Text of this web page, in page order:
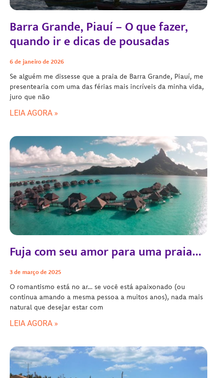
Barra Grande, Piauí – O que fazer,
quando ir e dicas de pousadas
6 de janeiro de 2026
Se alguém me dissesse que a praia de Barra Grande, Piauí, me
presentearia com uma das férias mais incríveis da minha vida,
juro que não
LEIA AGORA »
Fuja com seu amor para uma praia…
3 de março de 2025
O romantismo está no ar… se você está apaixonado (ou
continua amando a mesma pessoa a muitos anos), nada mais
natural que desejar estar com
LEIA AGORA »